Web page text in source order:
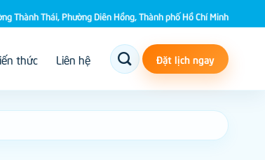
Thành Thái, Phường Diên Hồng, Thành phố Hồ Chí Minh
thức Liên hệ Đặt lịch ngay